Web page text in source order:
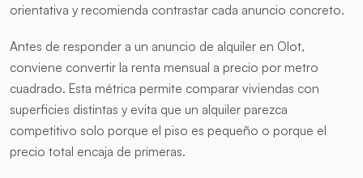
orientativa y recomienda contrastar cada anuncio concreto.
Antes de responder a un anuncio de alquiler en Olot,
conviene convertir la renta mensual a precio por metro
cuadrado. Esta métrica permite comparar viviendas con
superficies distintas y evita que un alquiler parezca
competitivo solo porque el piso es pequeño o porque el
precio total encaja de primeras.